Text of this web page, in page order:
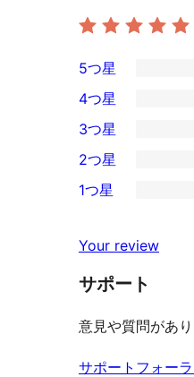
7
5-
星
レ
ビ
ー
5つ星
4-
星
レ
ュ
ー
4つ星
0
3-
星
ビ
ュ
3つ星
2-
レ
ビ
ー
2つ星
星
レ
ュ
ー
1つ星
Your review
サポート
意見や質問があ
サポートフォー